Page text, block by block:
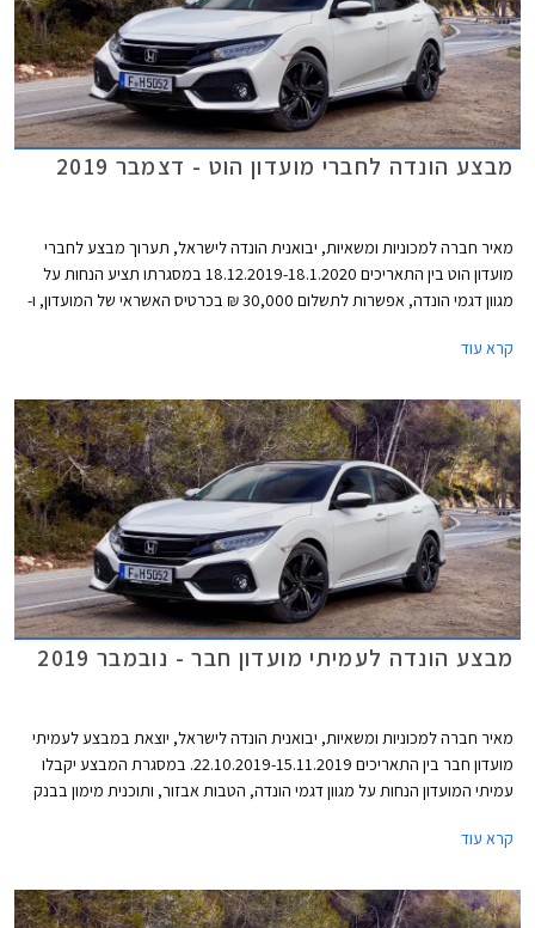
מבצע הונדה לחברי מועדון הוט - דצמבר 2019
מאיר חברה למכוניות ומשאיות, יבואנית הונדה לישראל, תערוך מבצע לחברי
מועדון הוט בין התאריכים 18.12.2019-18.1.2020 במסגרתו תציע הנחות על
מגוון דגמי הונדה, אפשרות לתשלום 30,000 ₪ בכרטיס האשראי של המועדון, ו-
התצוגה של הונדה ברחבי הארץ.
קרא עוד
מבצע הונדה לעמיתי מועדון חבר - נובמבר 2019
מאיר חברה למכוניות ומשאיות, יבואנית הונדה לישראל, יוצאת במבצע לעמיתי
מועדון חבר בין התאריכים 22.10.2019-15.11.2019. במסגרת המבצע יקבלו
עמיתי המועדון הנחות על מגוון דגמי הונדה, הטבות אבזור, ותוכנית מימון בבנק
מועדפים במסגרת תכנית המימון חבר ליס. המבצע יערך בכל אולמות התצוגה
קרא עוד